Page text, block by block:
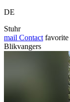
DE
Stuhr
mail Contact favorite
Blikvangers